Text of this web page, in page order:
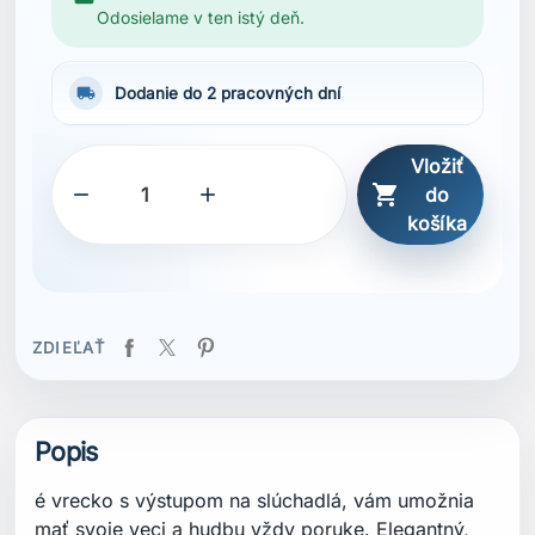
Odosielame v ten istý deň.
local_shipping Dodanie do 2 pracovných dní
  
Vložiť
do
košíka
ZDIEĽAŤ
Popis
é vrecko s výstupom na slúchadlá, vám umožnia
mať svoje veci a hudbu vždy poruke. Elegantný,